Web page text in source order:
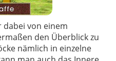
von einem
den Überblick zu
nämlich in einzelne